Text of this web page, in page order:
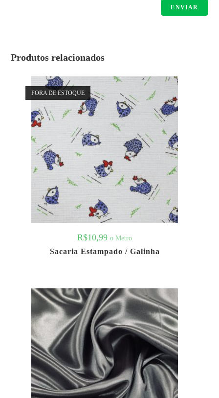
Produtos relacionados
FORA DE ESTOQUE
R$10,99 o Metro
Sacaria Estampado / Galinha